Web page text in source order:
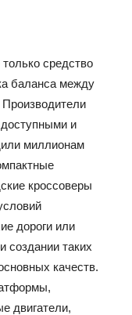
средство
баланса между
и
миллионам
кроссоверы
дороги или
создании таких
качеств.
двигатели,